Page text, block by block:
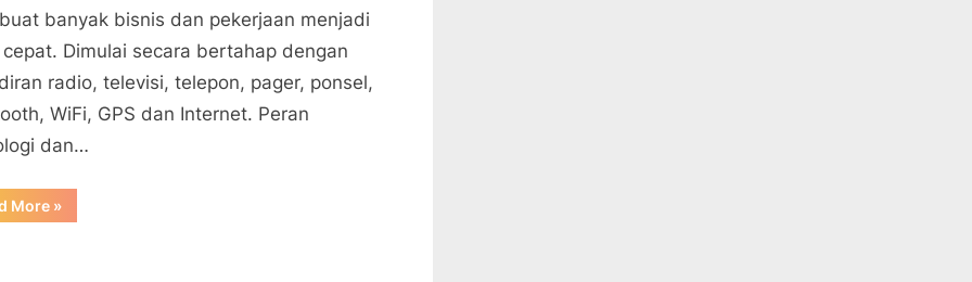
banyak bisnis dan pekerjaan menjadi
Dimulai secara bertahap dengan
radio, televisi, telepon, pager, ponsel,
WiFi, GPS dan Internet. Peran
dan…
More“Peran
teknologi
»